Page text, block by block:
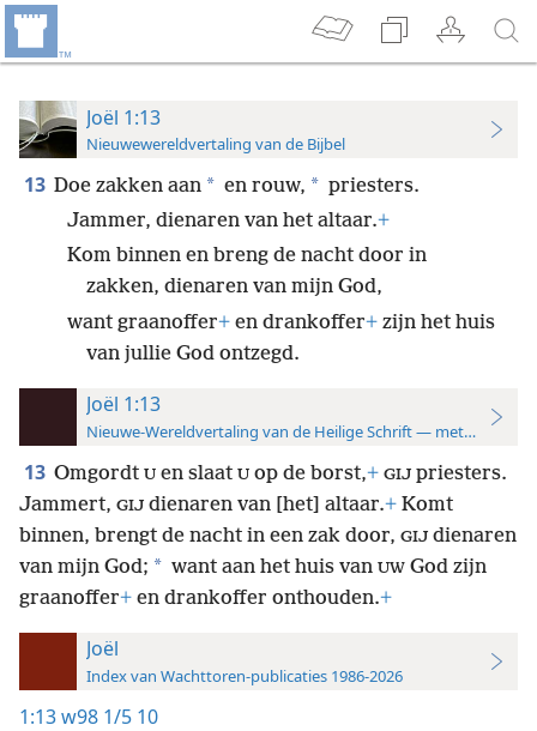
Joël 1:13
Nieuwewereldvertaling van de Bijbel
13 Doe zakken aan * en rouw, * priesters.
Jammer, dienaren van het altaar.+
Kom binnen en breng de nacht door in
zakken, dienaren van mijn God,
want graanoffer+ en drankoffer+ zijn het huis
van jullie God ontzegd.
Joël 1:13
Nieuwe-Wereldvertaling van de Heilige Schrift — met
13 Omgordt U en slaat U op de borst,+ GIJ priesters.
Jammert, GIJ dienaren van [het] altaar.+ Komt
binnen, brengt de nacht in een zak door, GIJ dienaren
van mijn God; * want aan het huis van UW God zijn
graanoffer+ en drankoffer onthouden.+
Joël
Index van Wachttoren-publicaties 1986-2026
1:13w98 1/5 10